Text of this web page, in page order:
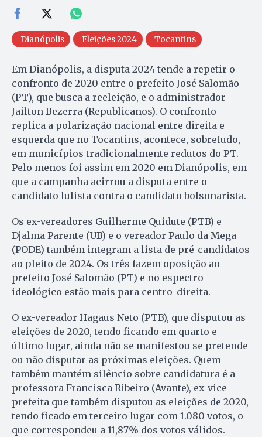
Dianópolis Eleições 2024 Tocantins
Em Dianópolis, a disputa 2024 tende a repetir o
confronto de 2020 entre o prefeito José Salomão
(PT), que busca a reeleição, e o administrador
Jailton Bezerra (Republicanos). O confronto
replica a polarização nacional entre direita e
esquerda que no Tocantins, acontece, sobretudo,
em municípios tradicionalmente redutos do PT.
Pelo menos foi assim em 2020 em Dianópolis, em
que a campanha acirrou a disputa entre o
candidato lulista contra o candidato bolsonarista.
Os ex-vereadores Guilherme Quidute (PTB) e
Djalma Parente (UB) e o vereador Paulo da Mega
(PODE) também integram a lista de pré-candidatos
ao pleito de 2024. Os três fazem oposição ao
prefeito José Salomão (PT) e no espectro
ideológico estão mais para centro-direita.
O ex-vereador Hagaus Neto (PTB), que disputou as
eleições de 2020, tendo ficando em quarto e
último lugar, ainda não se manifestou se pretende
ou não disputar as próximas eleições. Quem
também mantém silêncio sobre candidatura é a
professora Francisca Ribeiro (Avante), ex-vice-
prefeita que também disputou as eleições de 2020,
tendo ficado em terceiro lugar com 1.080 votos, o
que correspondeu a 11,87% dos votos válidos.